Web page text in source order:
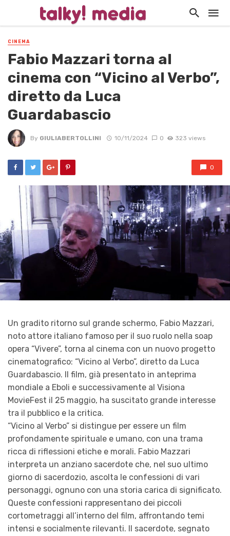
CINEMA
Fabio Mazzari torna al
cinema con “Vicino al Verbo”,
diretto da Luca
Guardabascio
By GIULIABERTOLLINI 10/11/2024 0 323 views
0
Un gradito ritorno sul grande schermo, Fabio Mazzari,
noto attore italiano famoso per il suo ruolo nella soap
opera “Vivere”, torna al cinema con un nuovo progetto
cinematografico: “Vicino al Verbo”, diretto da Luca
Guardabascio. Il film, già presentato in anteprima
mondiale a Eboli e successivamente al Visiona
MovieFest il 25 maggio, ha suscitato grande interesse
tra il pubblico e la critica.
“Vicino al Verbo” si distingue per essere un film
profondamente spirituale e umano, con una trama
ricca di riflessioni etiche e morali. Fabio Mazzari
interpreta un anziano sacerdote che, nel suo ultimo
giorno di sacerdozio, ascolta le confessioni di vari
personaggi, ognuno con una storia carica di significato.
Queste confessioni rappresentano dei piccoli
cortometraggi all’interno del film, affrontando temi
intensi e socialmente rilevanti. Il sacerdote, segnato